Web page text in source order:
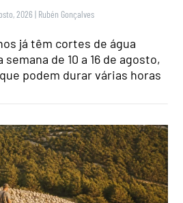
2026 | Rubén Gonçalves
já têm cortes de água
de 10 a 16 de agosto,
podem durar várias horas